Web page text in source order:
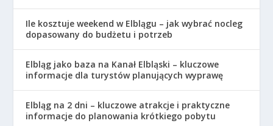
Ile kosztuje weekend w Elblągu – jak wybrać nocleg
dopasowany do budżetu i potrzeb
Elbląg jako baza na Kanał Elbląski – kluczowe
informacje dla turystów planujących wyprawę
Elbląg na 2 dni – kluczowe atrakcje i praktyczne
informacje do planowania krótkiego pobytu